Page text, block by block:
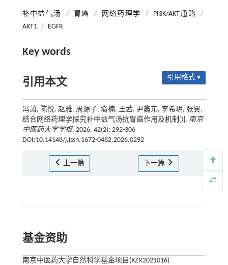
补中益气汤 / 胃癌 / 网络药理学 / PI3K/AKT通路
/
AKT1 / EGFR
Key words
引用本文 引用格式 ▾
冯萧, 陈悦, 赵雅, 周源子, 裔楠, 王茜, 尹鑫东, 李希玥, 张翼.
结合网络药理学探究补中益气汤抗胃癌作用及机制[J]. 南京
中医药大学学报, 2026, 42(2): 292-306
DOI:10.14148/j.issn.1672-0482.2026.0292
上一篇 下一篇
基金资助
南京中医药大学自然科学基金项目(XZR2021016)